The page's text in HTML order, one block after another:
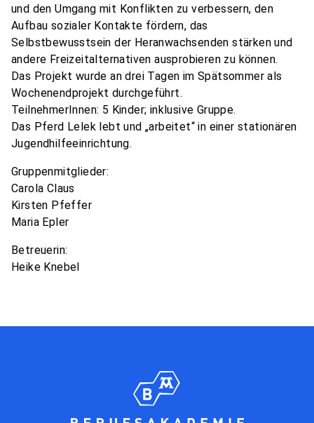
und den Umgang mit Konflikten zu verbessern, den
Aufbau sozialer Kontakte fördern, das
Selbstbewusstsein der Heranwachsenden stärken und
andere Freizeitalternativen ausprobieren zu können.
Das Projekt wurde an drei Tagen im Spätsommer als
Wochenendprojekt durchgeführt.
TeilnehmerInnen: 5 Kinder; inklusive Gruppe.
Das Pferd Lelek lebt und „arbeitet“ in einer stationären
Jugendhilfeeinrichtung.
Gruppenmitglieder:
Carola Claus
Kirsten Pfeffer
Maria Epler
Betreuerin:
Heike Knebel